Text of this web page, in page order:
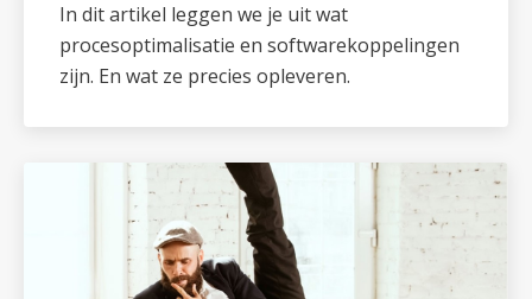
In dit artikel leggen we je uit wat
procesoptimalisatie en softwarekoppelingen
zijn. En wat ze precies opleveren.